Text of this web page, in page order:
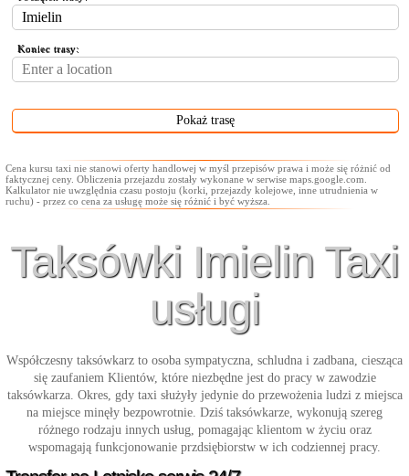
Koniec trasy:
Cena kursu taxi nie stanowi oferty handlowej w myśl przepisów prawa i może się różnić od
faktycznej ceny. Obliczenia przejazdu zostały wykonane w serwise maps.google.com.
Kalkulator nie uwzględnia czasu postoju (korki, przejazdy kolejowe, inne utrudnienia w
ruchu) - przez co cena za usługę może się różnić i być wyższa.
Taksówki Imielin Taxi
usługi
Współczesny taksówkarz to osoba sympatyczna, schludna i zadbana, ciesząca
się zaufaniem Klientów, które niezbędne jest do pracy w zawodzie
taksówkarza. Okres, gdy taxi służyły jedynie do przewożenia ludzi z miejsca
na miejsce minęły bezpowrotnie. Dziś taksówkarze, wykonują szereg
różnego rodzaju innych usług, pomagając klientom w życiu oraz
wspomagają funkcjonowanie przdsiębiorstw w ich codziennej pracy.